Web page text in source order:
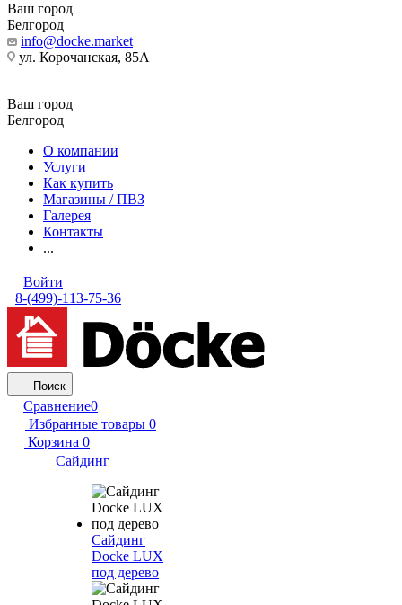
Ваш город
Белгород
info@docke.market
ул. Корочанская, 85А
Ваш город
Белгород
О компании
Услуги
Как купить
Магазины / ПВЗ
Галерея
Контакты
...
Войти
8-(499)-113-75-36
Поиск
Сравнение0
Избранные товары 0
Корзина 0
Сайдинг
Сайдинг
Docke LUX
под дерево